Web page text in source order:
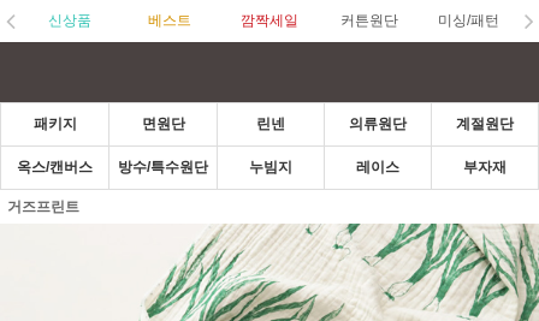
신상품 베스트 깜짝세일 커튼원단 미싱/패턴
패키지 면원단 린넨 의류원단 계절원단
옥스/캔버스 방수/특수원단 누빔지 레이스 부자재
거즈프린트